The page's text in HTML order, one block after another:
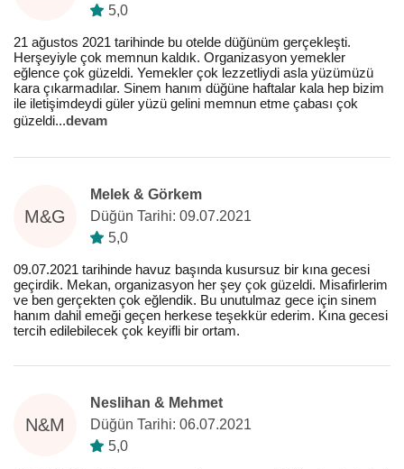
5,0
21 ağustos 2021 tarihinde bu otelde düğünüm gerçekleşti.
Herşeyiyle çok memnun kaldık. Organizasyon yemekler
eğlence çok güzeldi. Yemekler çok lezzetliydi asla yüzümüzü
kara çıkarmadılar. Sinem hanım düğüne haftalar kala hep bizim
ile iletişimdeydi güler yüzü gelini memnun etme çabası çok
güzeldi...devam
M&G
Melek & Görkem
Düğün Tarihi: 09.07.2021
5,0
09.07.2021 tarihinde havuz başında kusursuz bir kına gecesi
geçirdik. Mekan, organizasyon her şey çok güzeldi. Misafirlerim
ve ben gerçekten çok eğlendik. Bu unutulmaz gece için sinem
hanım dahil emeği geçen herkese teşekkür ederim. Kına gecesi
tercih edilebilecek çok keyifli bir ortam.
N&M
Neslihan & Mehmet
Düğün Tarihi: 06.07.2021
5,0